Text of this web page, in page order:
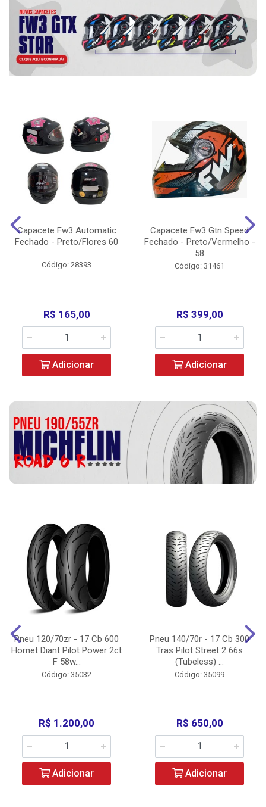
Capacete Fw3 Automatic
Fechado - Preto/Flores 60
Código: 28393
R$ 165,00
Adicionar
Capacete Fw3 Gtn Speed
Fechado - Preto/Vermelho -
58
Código: 31461
R$ 399,00
Adicionar
Pneu 120/70zr - 17 Cb 600
Hornet Diant Pilot Power 2ct
F 58w...
Código: 35032
R$ 1.200,00
Adicionar
Pneu 140/70r - 17 Cb 300
Tras Pilot Street 2 66s
(Tubeless) ...
Código: 35099
R$ 650,00
Adicionar